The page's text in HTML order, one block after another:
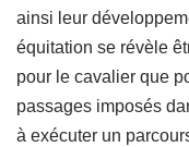
ainsi leur
équitation se révèle
pour le cavalier que
passages imposés
à exécuter un